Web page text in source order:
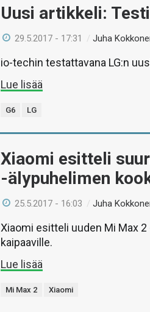
Uusi artikkeli:
29.5.2017 - 17:31 /Juha
io-techin testattavana LG:n
Lue lisää
G6 LG
Xiaomi esitteli
-älypuhelimen
25.5.2017 - 16:03 /Juha
Xiaomi esitteli uuden Mi Max
kaipaaville.
Lue lisää
Mi Max 2 Xiaomi